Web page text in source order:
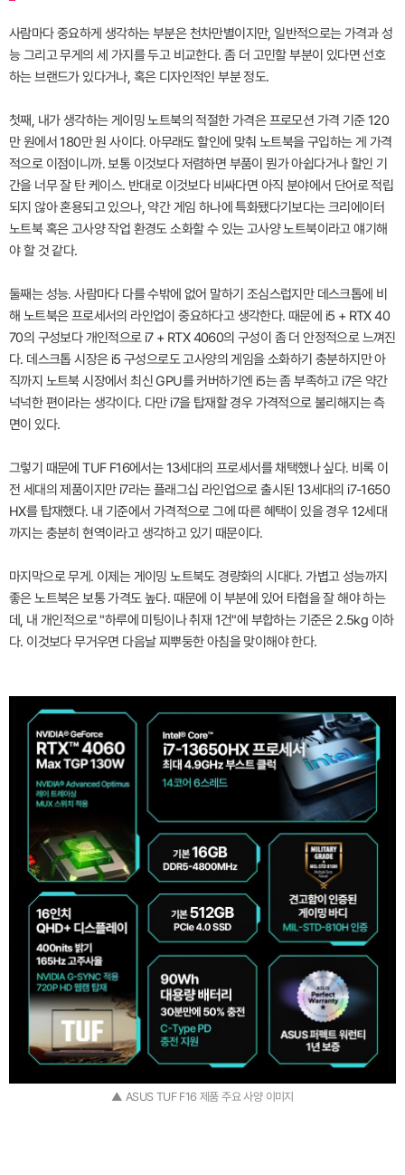
사람마다 중요하게 생각하는 부분은 천차만별이지만, 일반적으로는 가격과 성
능 그리고 무게의 세 가지를 두고 비교한다. 좀 더 고민할 부분이 있다면 선호
하는 브랜드가 있다거나, 혹은 디자인적인 부분 정도.
첫째, 내가 생각하는 게이밍 노트북의 적절한 가격은 프로모션 가격 기준 120
만 원에서 180만 원 사이다. 아무래도 할인에 맞춰 노트북을 구입하는 게 가격
적으로 이점이니까. 보통 이것보다 저렴하면 부품이 뭔가 아쉽다거나 할인 기
간을 너무 잘 탄 케이스. 반대로 이것보다 비싸다면 아직 분야에서 단어로 적립
되지 않아 혼용되고 있으나, 약간 게임 하나에 특화됐다기보다는 크리에이터
노트북 혹은 고사양 작업 환경도 소화할 수 있는 고사양 노트북이라고 얘기해
야 할 것 같다.
둘째는 성능. 사람마다 다를 수밖에 없어 말하기 조심스럽지만 데스크톱에 비
해 노트북은 프로세서의 라인업이 중요하다고 생각한다. 때문에 i5 + RTX 40
70의 구성보다 개인적으로 i7 + RTX 4060의 구성이 좀 더 안정적으로 느껴진
다. 데스크톱 시장은 i5 구성으로도 고사양의 게임을 소화하기 충분하지만 아
직까지 노트북 시장에서 최신 GPU를 커버하기엔 i5는 좀 부족하고 i7은 약간
넉넉한 편이라는 생각이다. 다만 i7을 탑재할 경우 가격적으로 불리해지는 측
면이 있다.
그렇기 때문에 TUF F16에서는 13세대의 프로세서를 채택했나 싶다. 비록 이
전 세대의 제품이지만 i7라는 플래그십 라인업으로 출시된 13세대의 i7-1650
HX를 탑재했다. 내 기준에서 가격적으로 그에 따른 혜택이 있을 경우 12세대
까지는 충분히 현역이라고 생각하고 있기 때문이다.
마지막으로 무게. 이제는 게이밍 노트북도 경량화의 시대다. 가볍고 성능까지
좋은 노트북은 보통 가격도 높다. 때문에 이 부분에 있어 타협을 잘 해야 하는
데, 내 개인적으로 "하루에 미팅이나 취재 1건"에 부합하는 기준은 2.5kg 이하
다. 이것보다 무거우면 다음날 찌뿌둥한 아침을 맞이해야 한다.
▲ ASUS TUF F16 제품 주요 사양 이미지